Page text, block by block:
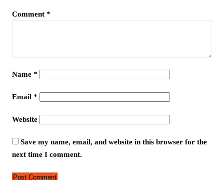
Comment *
Name *
Email *
Website
Save my name, email, and website in this browser for the
next time I comment.